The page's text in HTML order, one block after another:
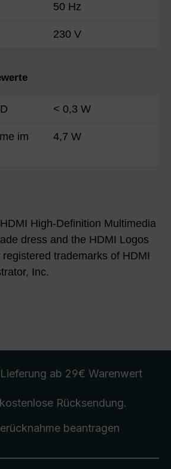
50 Hz
230 V
< 0,3 W
im
4,7 W
High-Definition Multimedia
dress and the HDMI Logos
trademarks of HDMI
Inc.
ab 29€ Warenwert
Rücksendung.
beantragen